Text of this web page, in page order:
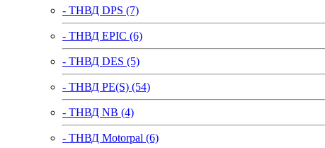
- ТНВД DPS (7)
- ТНВД EPIC (6)
- ТНВД DES (5)
- ТНВД PE(S) (54)
- ТНВД NB (4)
- ТНВД Motorpal (6)